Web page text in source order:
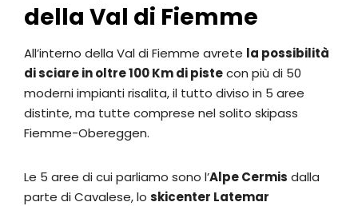
della Val di Fiemme
All’interno della Val di Fiemme avrete la possibilità
di sciare in oltre 100 Km di pistecon più di 50
moderni impianti risalita, il tutto diviso in 5 aree
distinte, ma tutte comprese nel solito skipass
Fiemme-Obereggen.
Le 5 aree di cui parliamo sono l’Alpe Cermis dalla
parte di Cavalese, lo skicenter Latemar